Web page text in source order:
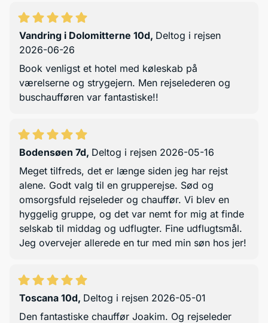
Vandring i Dolomitterne 10d, Deltog i rejsen
2026-06-26
Book venligst et hotel med køleskab på
værelserne og strygejern. Men rejselederen og
buschaufføren var fantastiske!!
Bodensøen 7d, Deltog i rejsen 2026-05-16
Meget tilfreds, det er længe siden jeg har rejst
alene. Godt valg til en grupperejse. Sød og
omsorgsfuld rejseleder og chauffør. Vi blev en
hyggelig gruppe, og det var nemt for mig at finde
selskab til middag og udflugter. Fine udflugtsmål.
Jeg overvejer allerede en tur med min søn hos jer!
Toscana 10d, Deltog i rejsen 2026-05-01
Den fantastiske chauffør Joakim. Og rejseleder